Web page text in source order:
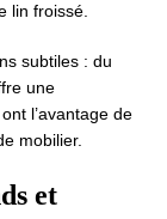
lin froissé.
subtiles : du
une
l’avantage de
mobilier.
et